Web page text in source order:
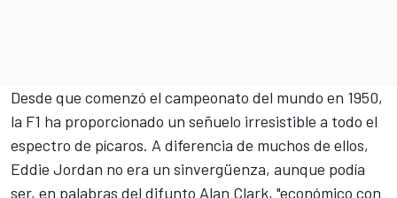
Desde que comenzó el campeonato del mundo en 1950,
la F1 ha proporcionado un señuelo irresistible a todo el
espectro de pícaros. A diferencia de muchos de ellos,
Eddie Jordan no era un sinvergüenza, aunque podía
ser, en palabras del difunto Alan Clark, "económico con